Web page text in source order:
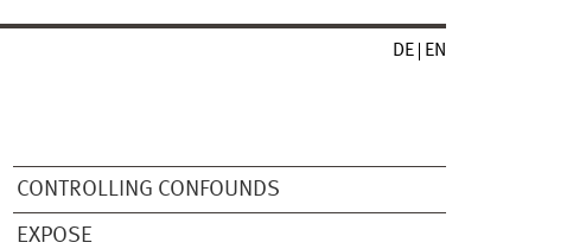
DE EN
CONTROLLING CONFOUNDS
EXPOSE